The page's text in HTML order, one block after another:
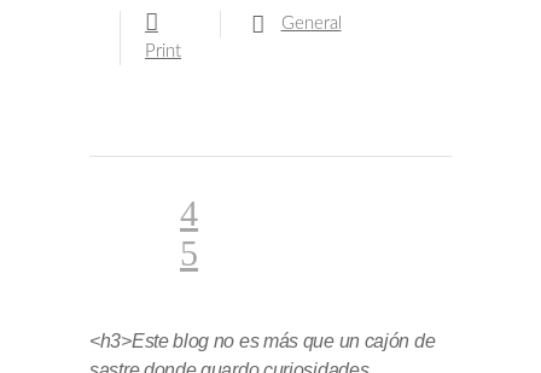
Print
General
<h3>Este blog no es más que un cajón de